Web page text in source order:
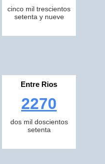
cinco mil trescientos
setenta y nueve
Entre Rios
2270
dos mil doscientos
setenta